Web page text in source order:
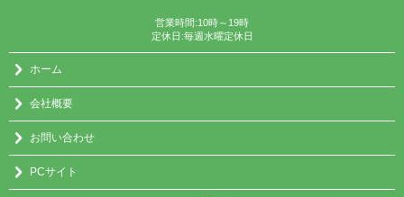
営業時間:10時～19時
定休日:毎週水曜定休日
ホーム
会社概要
お問い合わせ
PCサイト